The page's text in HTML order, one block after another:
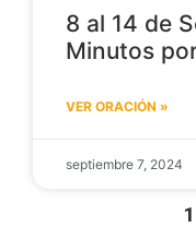
8 al 14 de
Minutos
VER ORACIÓN »
septiembre 7, 2024
1